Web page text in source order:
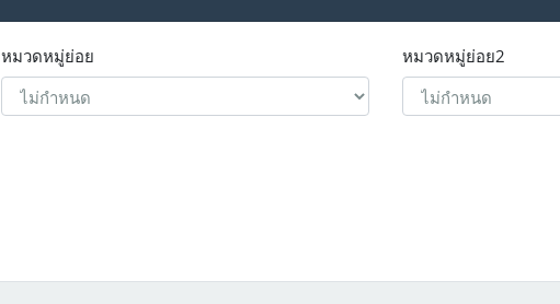
หมวดหมู่ย่อย หมวดหมู่ย่อย2